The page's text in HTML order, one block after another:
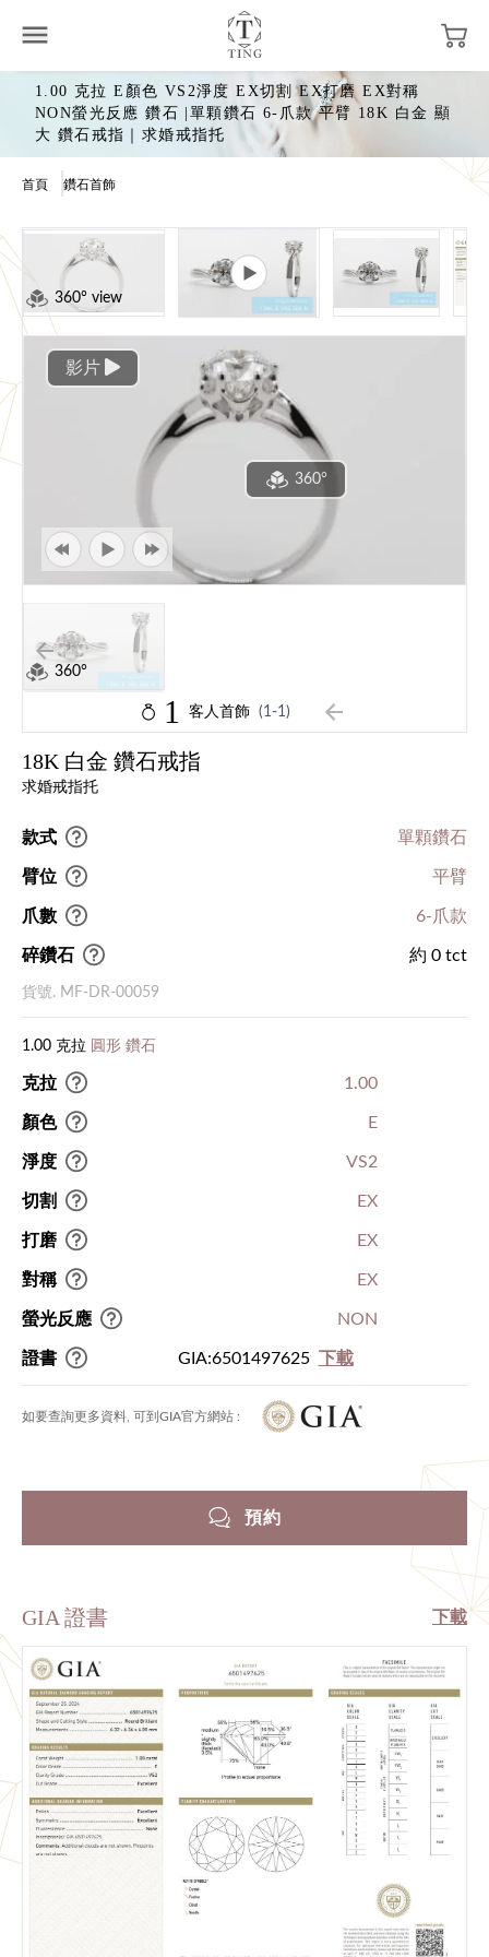
1.00 克拉 E顏色 VS2淨度 EX切割 EX打磨 EX對稱
NON螢光反應 鑽石 |單顆鑽石 6-爪款 平臂 18K 白金 顯
大 鑽石戒指｜求婚戒指托
首頁 鑽石首飾
360° view
影片
360°
360°
1 客人首飾 (1-1)
18K 白金 鑽石戒指
求婚戒指托
款式 單顆鑽石
臂位 平臂
爪數 6-爪款
碎鑽石 約 0 tct
貨號. MF-DR-00059
1.00 克拉 圓形 鑽石
克拉 1.00
顏色 E
淨度 VS2
切割 EX
打磨 EX
對稱 EX
螢光反應 NON
證書 GIA:6501497625 下載
如要查詢更多資料, 可到GIA官方網站 :
預約
GIA 證書 下載